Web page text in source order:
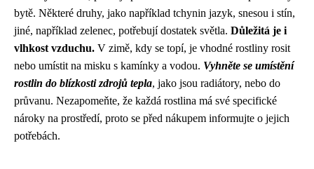
bytě. Některé druhy, jako například tchynin jazyk, snesou i stín,
jiné, například zelenec, potřebují dostatek světla. Důležitá je i
vlhkost vzduchu. V zimě, kdy se topí, je vhodné rostliny rosit
nebo umístit na misku s kamínky a vodou. Vyhněte se umístění
rostlin do blízkosti zdrojů tepla, jako jsou radiátory, nebo do
průvanu. Nezapomeňte, že každá rostlina má své specifické
nároky na prostředí, proto se před nákupem informujte o jejich
potřebách.